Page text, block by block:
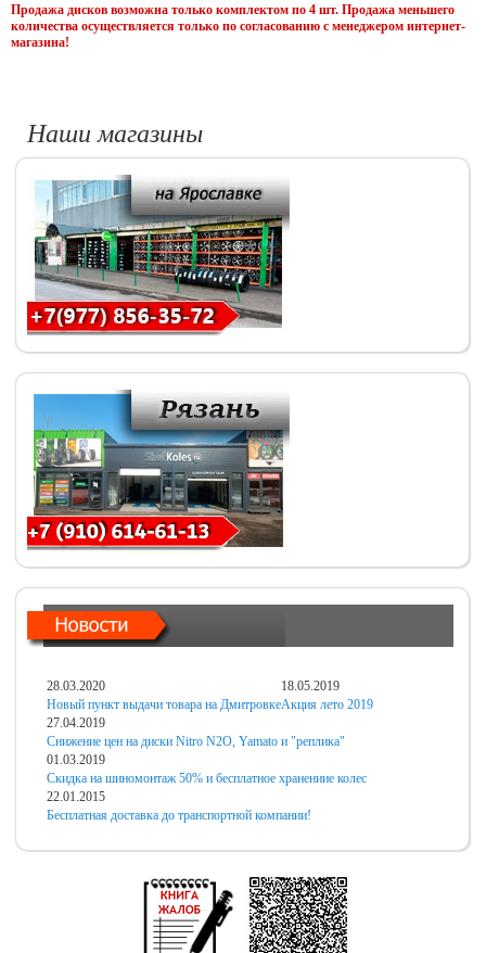
Продажа дисков возможна только комплектом по 4 шт. Продажа меньшего
количества осуществляется только по согласованию с менеджером интернет-
магазина!
Наши магазины
28.03.2020
Новый пункт выдачи товара на Дмитровке
18.05.2019
Акция лето 2019
27.04.2019
Снижение цен на диски Nitro N2O, Yamato и "реплика"
01.03.2019
Скидка на шиномонтаж 50% и бесплатное хранениие колес
22.01.2015
Бесплатная доставка до транспортной компании!